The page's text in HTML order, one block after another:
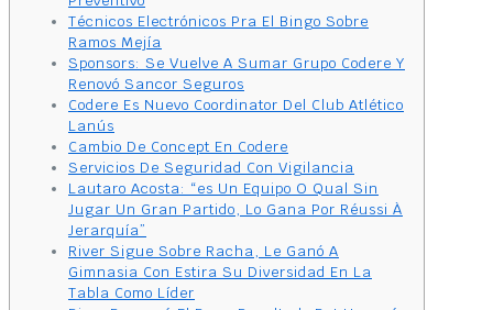
Técnicos Electrónicos Pra El Bingo Sobre
Ramos Mejía
Sponsors: Se Vuelve A Sumar Grupo Codere Y
Renovó Sancor Seguros
Codere Es Nuevo Coordinator Del Club Atlético
Lanús
Cambio De Concept En Codere
Servicios De Seguridad Con Vigilancia
Lautaro Acosta: “es Un Equipo O Qual Sin
Jugar Un Gran Partido, Lo Gana Por Réussi À
Jerarquía”
River Sigue Sobre Racha, Le Ganó A
Gimnasia Con Estira Su Diversidad En La
Tabla Como Líder